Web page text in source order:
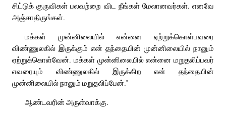
சிட்டுக் குருவிகள் பலவற்றை விட நீங்கள் மேலானவர்கள். எனவே
அஞ்சாதிருங்கள்.
மக்கள் முன்னிலையில் என்னை ஏற்றுக்கொள்பவரை
விண்ணுலகில் இருக்கும் என் தந்தையின் முன்னிலையில் நானும்
ஏற்றுக்கொள்வேன். மக்கள் முன்னிலையில் என்னை மறுதலிப்பவர்
எவரையும் விண்ணுலகில் இருக்கிற என் தந்தையின்
முன்னிலையில் நானும் மறுதலிப்பேன்.”
ஆண்டவரின் அருள்வாக்கு.